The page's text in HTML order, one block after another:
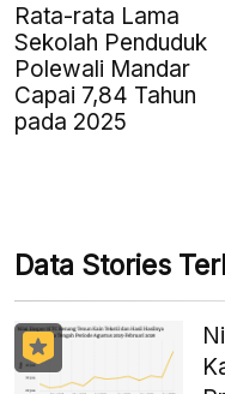
Rata-rata Lama
Sekolah Penduduk
Polewali Mandar
Capai 7,84 Tahun
pada 2025
Data Stories